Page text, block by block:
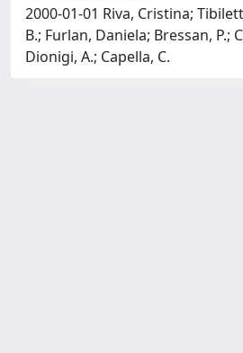
2000-01-01 Riva, Cristina;
B.; Furlan, Daniela; Bressan, P.;
Dionigi, A.; Capella, C.